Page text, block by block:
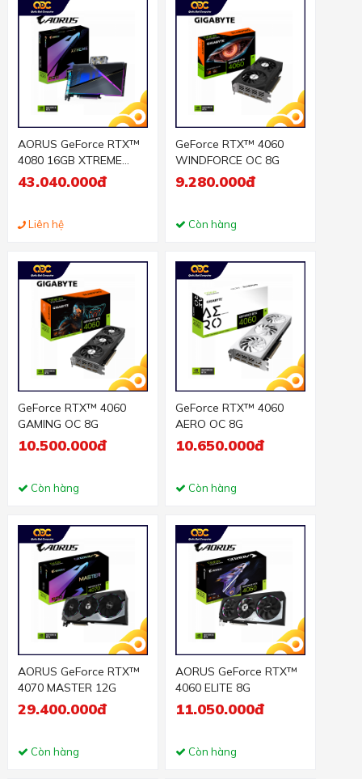
AORUS GeForce RTX™
4080 16GB XTREME
WATERFORCE WB
43.040.000đ
Liên hệ
GeForce RTX™ 4060
WINDFORCE OC 8G
9.280.000đ
Còn hàng
GeForce RTX­­™ 4060
GAMING OC 8G
10.500.000đ
Còn hàng
GeForce RTX™ 4060
AERO OC 8G
10.650.000đ
Còn hàng
AORUS GeForce RTX™
4070 MASTER 12G
29.400.000đ
Còn hàng
AORUS GeForce RTX™
4060 ELITE 8G
11.050.000đ
Còn hàng